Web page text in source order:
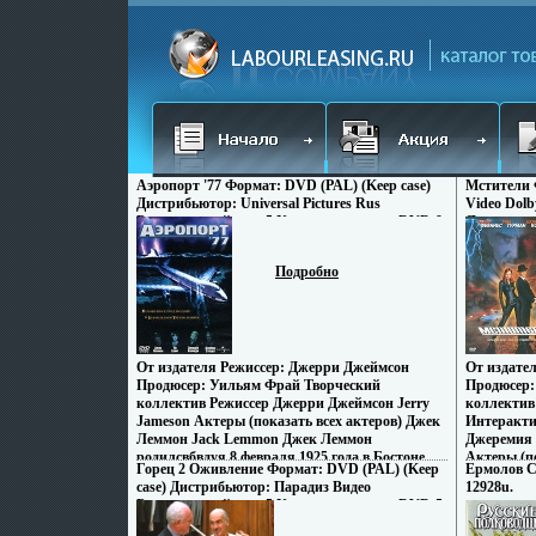
Аэропорт '77 Формат: DVD (PAL) (Keep case)
Дистрибьютор: Universal Pictures Rus
Региональный код: 5 Количество слоев: DVD-9
(2 слоя) Субтитры: Английский / Немецкий /
Французский / Итальянский Звуковые инфо
3811u.
Подробно
От издателя Режиссер: Джерри Джеймсон
Продюсер: Уильям Фрай Творческий
коллектив Режиссер Джерри Джеймсон Jerry
Jameson Актеры (показать всех актеров) Джек
Леммон Jack Lemmon Джек Леммон
родилсвбвдуя 8 февраля 1925 года в Бостоне
(США) в семье процветающего бизнесмена
Образование он получил в Гарвардском
университете, а до начала актерской карьеры
успел послужить на военном флоте Вначале он
Горец 2 Оживление Формат: DVD (PAL) (Keep
case) Дистрибьютор: Парадиз Видео
Региональный код: 5 Количество слоев: DVD-5
(1 слой) Звуковые дорожки: Русский
Мстители
Video
Bros ,
От
Джеремия
Актеры
(Эмма
родилась
религиям
Ермолов
12928u.